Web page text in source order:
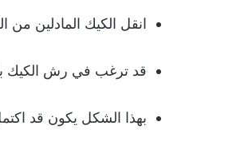
انقل الكيك المادلين من
قد ترغب في رش الكيك
بهذا الشكل يكون قد